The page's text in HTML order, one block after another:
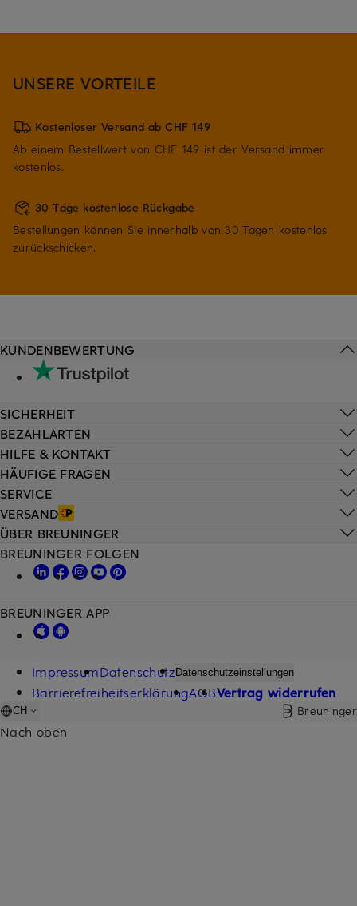
UNSERE VORTEILE
Kostenloser Versand ab CHF 149
Ab einem Bestellwert von CHF 149 ist der Versand immer
kostenlos.
30 Tage kostenlose Rückgabe
Bestellungen können Sie innerhalb von 30 Tagen kostenlos
zurückschicken.
HILFE & KONTAKT
HÄUFIGE FRAGEN
SERVICE
VERSAND
KUNDENBEWERTUNG
SICHERHEIT
BEZAHLARTEN
ÜBER BREUNINGER
BREUNINGER FOLGEN
BREUNINGER APP
ImpressumDatenschutz Datenschutzeinstellungen
BarrierefreiheitserklärungAGBVertrag widerrufen
CH Breuninger
Nach oben